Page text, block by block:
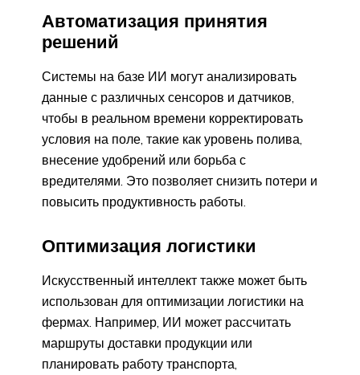
Автоматизация принятия
решений
Системы на базе ИИ могут анализировать
данные с различных сенсоров и датчиков,
чтобы в реальном времени корректировать
условия на поле, такие как уровень полива,
внесение удобрений или борьба с
вредителями. Это позволяет снизить потери и
повысить продуктивность работы.
Оптимизация логистики
Искусственный интеллект также может быть
использован для оптимизации логистики на
фермах. Например, ИИ может рассчитать
маршруты доставки продукции или
планировать работу транспорта,